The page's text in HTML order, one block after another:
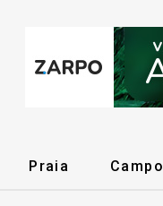
Praia Campo